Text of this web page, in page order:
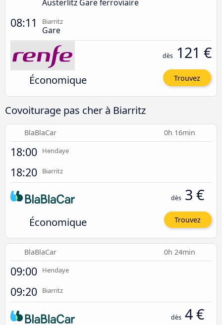
Austerlitz Gare ferroviaire
08:11 Biarritz
Gare
Économique
dès 121 €
Trouvez
Covoiturage pas cher à Biarritz
BlaBlaCar 0h 16min
18:00 Hendaye
18:20 Biarritz
Économique
dès 3 €
Trouvez
BlaBlaCar 0h 24min
09:00 Hendaye
09:20 Biarritz
dès 4 €